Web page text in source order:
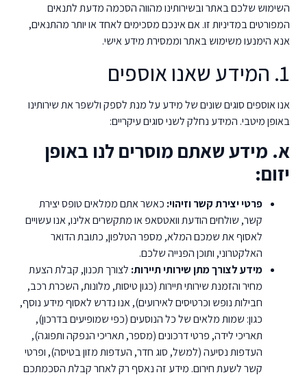
השימוש שלכם באתר ובשירותינו מהווה הסכמה מדעת לתנאים
המפורטים במדיניות זו. אם אינכם מסכימים לאחד או יותר מהתנאים,
אנא הימנעו משימוש באתר וממסירת מידע אישי.
1. המידע שאנו אוספים
אנו אוספים סוגים שונים של מידע על מנת לספק ולשפר את שירותינו
באופן מיטבי. המידע נחלק לשני סוגים עיקריים:
א. מידע שאתם מוסרים לנו באופן
יזום:
פרטי יצירת קשר וזיהוי: כאשר אתם ממלאים טופס יצירת
קשר, שולחים הודעת וואטסאפ או מתקשרים אלינו, אנו עשויים
לאסוף את שמכם המלא, מספר הטלפון, כתובת הדואר
האלקטרוני, ותוכן הפנייה שלכם.
מידע לצורך מתן שירותי תיירות: לצורך תכנון, קבלת הצעת
מחיר והזמנת שירותי תיירות (כגון טיסות, מלונות, השכרת רכב,
חבילות נופש וכרטיסים לאירועים), אנו נדרש לאסוף מידע נוסף,
כגון: שמות מלאים של כל הנוסעים (כפי שמופיעים בדרכון),
תאריכי לידה, פרטי דרכונים (מספר, תאריכי הנפקה ותפוגה),
העדפות נסיעה (למשל, סוג חדר, העדפות מזון בטיסה), ופרטי
קשר לשעת חירום. מידע זה נאסף רק לאחר קבלת הסכמתכם